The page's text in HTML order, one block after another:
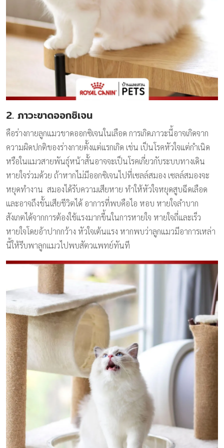
2. ภาวะขาดออกซิเจน
คือร่างกายลูกแมวขาดออกซิเจนในเลือด การเกิดภาวะนี้อาจเกิดจาก
ความผิดปกติของร่างกายตั้งแต่แรกเกิด เช่น เป็นโรคหัวใจแต่กำเนิด
หรือในแมวสายพันธุ์หน้าสั้นอาจจะเป็นโรคเกี่ยวกับระบบทางเดิน
หายใจร่วมด้วย ถ้าหากไม่มีออกซิเจนไปที่เซลล์สมอง เซลล์สมองจะ
หยุดทำงาน สมองได้รับความเสียหาย ทำให้หัวใจหยุดสูบฉีดเลือด
และอาจถึงขั้นเสียชีวิตได้ อาการที่พบคือไอ หอบ หายใจลำบาก
สังเกตได้จากการต้องใช้แรงมากขึ้นในการหายใจ หายใจถี่และเร็ว
หายใจโดยอ้าปากกว้าง หัวใจเต้นแรง หากพบว่าลูกแมวมีอาการเหล่า
นี้ให้รีบพาลูกแมวไปพบสัตวแพทย์ทันที